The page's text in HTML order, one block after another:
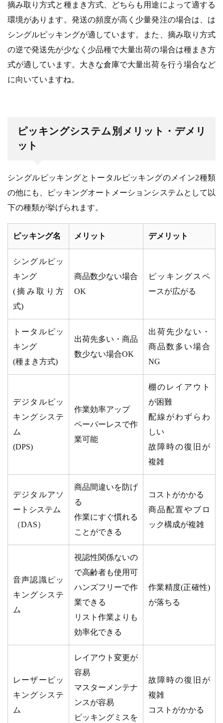
摘み取り方式と種まき方式、どちらも用途によって適する
環境があります。発送の頻度が高く少量発注の場合は、は
シングルピッキングが適しています。また、摘み取り方式
の逆で発送先が少なく少品種で大量出荷の場合は種まき方
式が適しています。大きな倉庫で大量出荷を行う場合など
に向いていますね。
ピッキングシステム別メリット・デメリ
ット
シングルピッキングとトータルピッキングのメイン2種類
の他にも、ピッキングオートメーションシステムとして以
下の種類が挙げられます。
ピッキング名 メリット デメリット
シングルピッ
キング
(摘み取り方
式)
商品数少ない場合
OK
ピッキングスペ
ースが広がる
トータルピッ
キング
(種まき方式)
出荷先多い・商品
数少ない場合OK
出荷先少ない・
商品数多い場合
NG
デジタルピッ
キングシステ
ム
(DPS)
作業効率アップ
ペーパーレスで作
業可能
棚のレイアウト
が困難
配線がわずらわ
しい
故障時の復旧が
複雑
デジタルアソ
ートシステム
（DAS）
商品間違いを防げ
る
作業にすぐ慣れる
ことができる
コストがかかる
商品配置やブロ
ック構成が複雑
音声認識ピッ
キングシステ
ム
視認性関係ないの
で高齢者も使用可
ハンズフリーで作
業できる
リスト作業よりも
効率化できる
作業精度(正確性)
が落ちる
レーザーピッ
キングシステ
ム
レイアウト変更が
容易
マスターメンテナ
ンスが容易
ピッキングミスを
故障時の復旧が
複雑
コストがかかる